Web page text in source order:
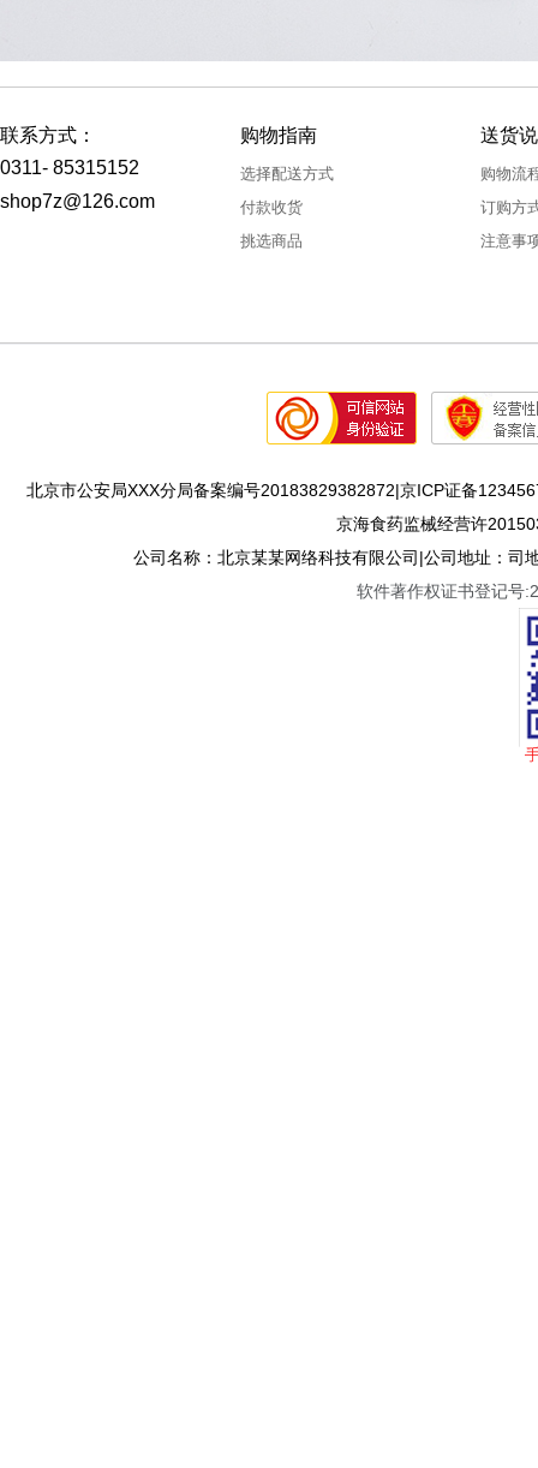
联系方式：
0311- 85315152
shop7z@126.com
购物指南
选择配送方式
付款收货
挑选商品
送货
购物流
订购方
注意事
北京市公安局XXX分局备案编号20183829382872|京ICP证备
京海食药监械经营许
公司名称：北京某某网络科技有限公司|公司地址：
软件著作权证书登记号